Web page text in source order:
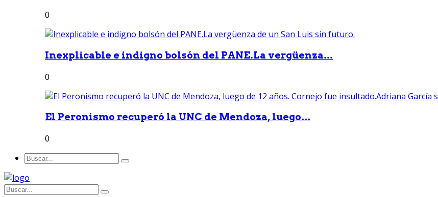
0
Inexplicable e indigno bolsón del PANE.La vergüenza...
0
El Peronismo recuperó la UNC de Mendoza, luego...
0